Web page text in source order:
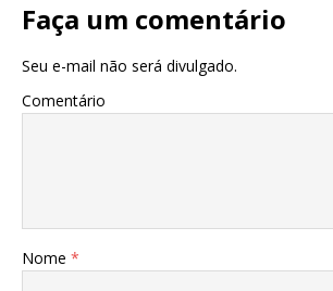
Faça um comentário
Seu e-mail não será divulgado.
Comentário
Nome *